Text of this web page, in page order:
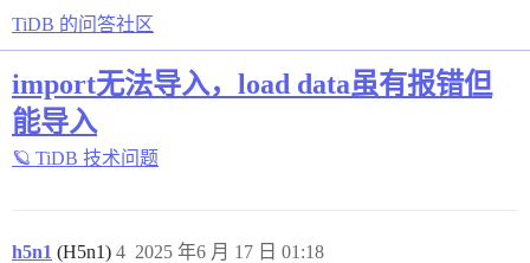
TiDB 的问答社区
import无法导入，load data虽有报错但
能导入
🪐 TiDB 技术问题
h5n1 (H5n1) 2025 年6 月 17 日 01:18
4